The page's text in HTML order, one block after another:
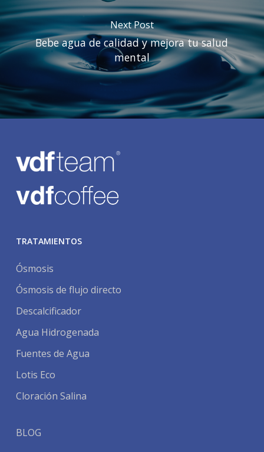
Next Post
Bebe agua de calidad y mejora tu salud
mental
TRATAMIENTOS
Ósmosis
Ósmosis de flujo directo
Descalcificador
Agua Hidrogenada
Fuentes de Agua
Lotis Eco
Cloración Salina
BLOG